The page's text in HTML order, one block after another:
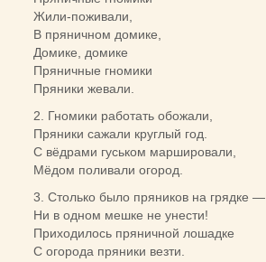
Жили-поживали,
В пряничном домике,
Домике, домике
Пряничные гномики
Пряники жевали.
2. Гномики работать обожали,
Пряники сажали круглый год.
С вёдрами гуськом маршировали,
Мёдом поливали огород.
3. Столько было пряников на грядке —
Ни в одном мешке не унести!
Приходилось пряничной лошадке
С огорода пряники везти.